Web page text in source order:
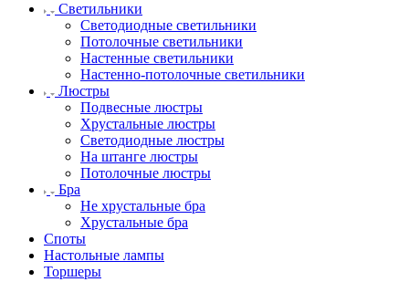
Светильники
Светодиодные светильники
Потолочные светильники
Настенные светильники
Настенно-потолочные светильники
Люстры
Подвесные люстры
Хрустальные люстры
Светодиодные люстры
На штанге люстры
Потолочные люстры
Бра
Не хрустальные бра
Хрустальные бра
Споты
Настольные лампы
Торшеры